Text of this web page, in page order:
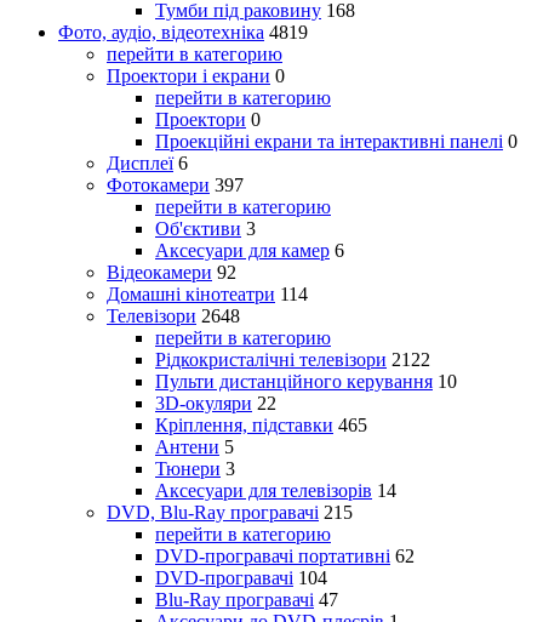
Тумби під раковину 168
Фото, аудіо, відеотехніка 4819
перейти в категорию
Проектори і екрани 0
перейти в категорию
Проектори 0
Проекційні екрани та інтерактивні панелі 0
Дисплеї 6
Фотокамери 397
перейти в категорию
Об'єктиви 3
Аксесуари для камер 6
Відеокамери 92
Домашні кінотеатри 114
Телевізори 2648
перейти в категорию
Рідкокристалічні телевізори 2122
Пульти дистанційного керування 10
3D-окуляри 22
Кріплення, підставки 465
Антени 5
Тюнери 3
Аксесуари для телевізорів 14
DVD, Blu-Ray програвачі 215
перейти в категорию
DVD-програвачі портативні 62
DVD-програвачі 104
Blu-Ray програвачі 47